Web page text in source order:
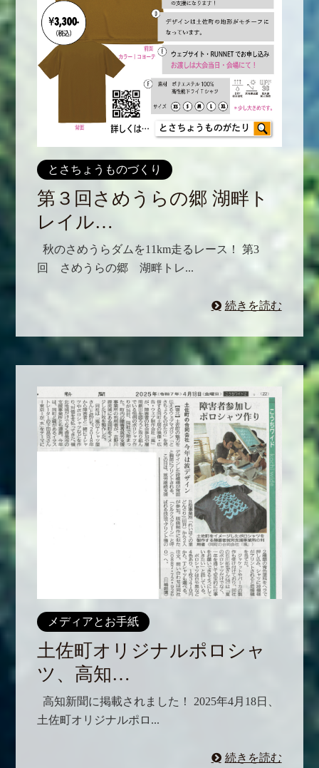
とさちょうものづくり
第３回さめうらの郷 湖畔ト
レイル…
秋のさめうらダムを11km走るレース！ 第3
回 さめうらの郷 湖畔トレ...
続きを読む
メディアとお手紙
土佐町オリジナルポロシャ
ツ、高知…
高知新聞に掲載されました！ 2025年4月18日、
土佐町オリジナルポロ...
続きを読む